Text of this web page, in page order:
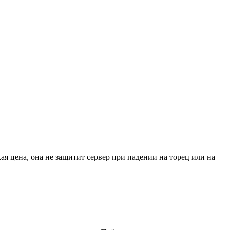
цена, она не защитит сервер при падении на торец или на